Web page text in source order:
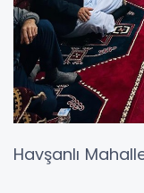
Havşanlı